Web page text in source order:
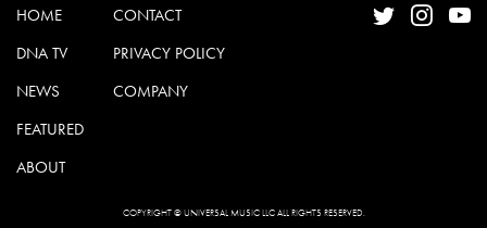
HOME
DNA TV
NEWS
FEATURED
ABOUT
CONTACT
PRIVACY POLICY
COMPANY
COPYRIGHT © UNIVERSAL MUSIC LLC ALL RIGHTS RESERVED.